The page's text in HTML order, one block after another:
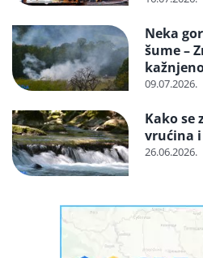
Neka
šume –
09.07.2026.
Kako
vrućina
26.06.2026.